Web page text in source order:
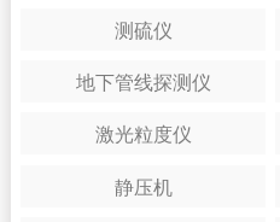
测硫仪
地下管线探测仪
激光粒度仪
静压机